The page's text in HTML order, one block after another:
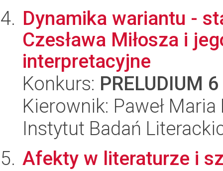
Dynamika wariantu -
Czesława Miłosza i
interpretacyjne
Konkurs: PRELUDIUM 6
Kierownik: Paweł Maria
Instytut Badań
Afekty w literaturze i